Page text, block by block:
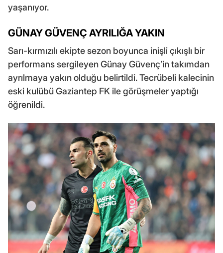
yaşanıyor.
GÜNAY GÜVENÇ AYRILIĞA YAKIN
Sarı-kırmızılı ekipte sezon boyunca inişli çıkışlı bir
performans sergileyen Günay Güvenç’in takımdan
ayrılmaya yakın olduğu belirtildi. Tecrübeli kalecinin
eski kulübü Gaziantep FK ile görüşmeler yaptığı
öğrenildi.